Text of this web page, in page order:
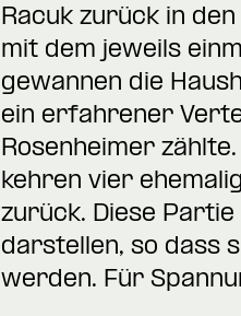
Racuk zurück in
mit dem jeweils
gewannen die
ein erfahrener
Rosenheimer
kehren vier
zurück. Diese
darstellen, so dass
werden. Für